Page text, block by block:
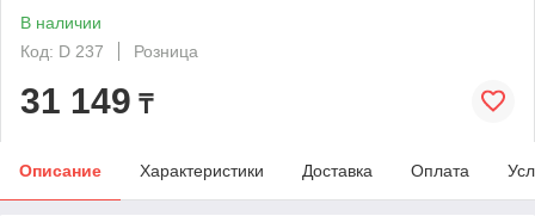
В наличии
Код: D 237
Розница
31 149 ₸
Описание Характеристики Доставка Оплата